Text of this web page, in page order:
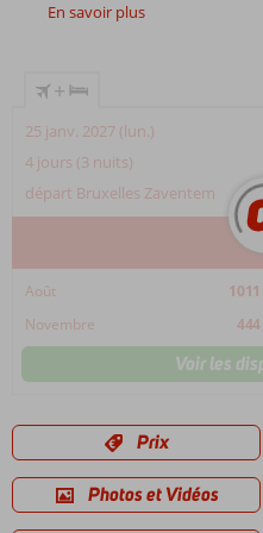
En savoir plus
+
25 janv. 2027 (lun.)
4 jours (3 nuits)
départ Bruxelles Zaventem
Août 1011
Novembre
444
Voir les
Prix
Photos et Vidéos